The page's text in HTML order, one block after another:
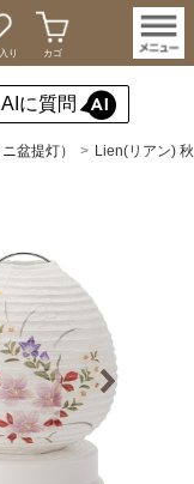
り カゴ
AIに質問
盆提灯） Lien(リアン)